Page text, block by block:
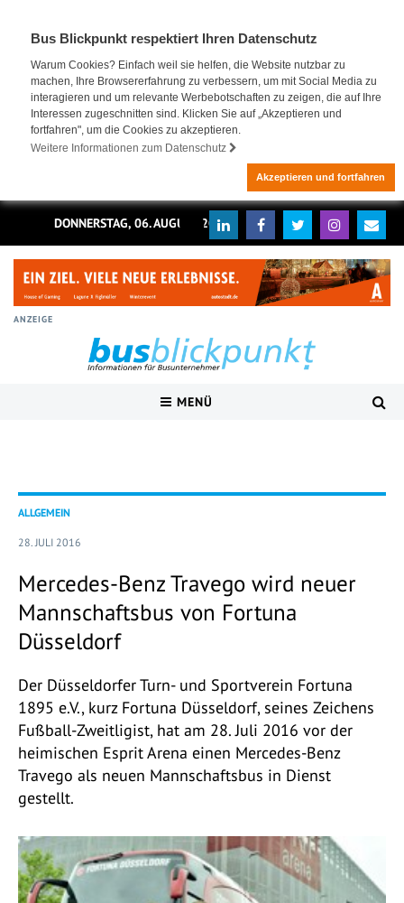
Bus Blickpunkt respektiert Ihren Datenschutz
Warum Cookies? Einfach weil sie helfen, die Website nutzbar zu
machen, Ihre Browsererfahrung zu verbessern, um mit Social Media zu
interagieren und um relevante Werbebotschaften zu zeigen, die auf Ihre
Interessen zugeschnitten sind. Klicken Sie auf „Akzeptieren und
fortfahren", um die Cookies zu akzeptieren.
Weitere Informationen zum Datenschutz
Akzeptieren und fortfahren
DONNERSTAG, 06. AUGUST 2026
ANZEIGE
MENÜ
ALLGEMEIN
28. JULI 2016
Mercedes-Benz Travego wird neuer
Mannschaftsbus von Fortuna
Düsseldorf
Der Düsseldorfer Turn- und Sportverein Fortuna
1895 e.V., kurz Fortuna Düsseldorf, seines Zeichens
Fußball-Zweitligist, hat am 28. Juli 2016 vor der
heimischen Esprit Arena einen Mercedes-Benz
Travego als neuen Mannschaftsbus in Dienst
gestellt.